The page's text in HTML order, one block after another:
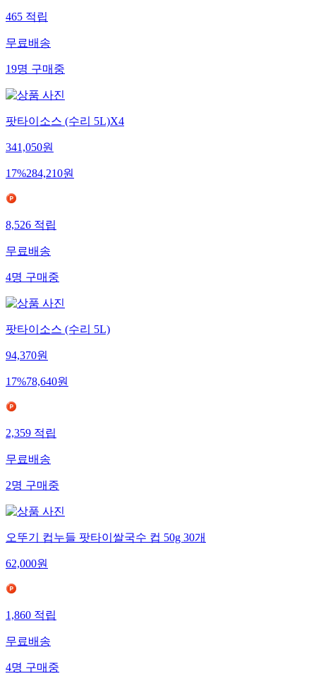
465 적립
무료배송
19명 구매중
팟타이소스 (수리 5L)X4
341,050원
17%284,210원
8,526 적립
무료배송
4명 구매중
팟타이소스 (수리 5L)
94,370원
17%78,640원
2,359 적립
무료배송
2명 구매중
오뚜기 컵누들 팟타이쌀국수 컵 50g 30개
62,000원
1,860 적립
무료배송
4명 구매중